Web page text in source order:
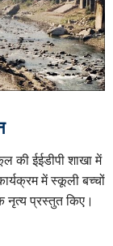
की ईईडीपी शाखा में
में स्कूली बच्चों
नृत्य प्रस्तुत किए।